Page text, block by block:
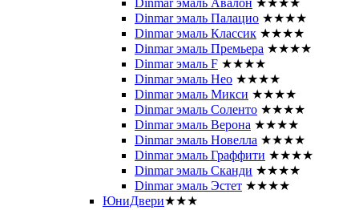
Dinmar эмаль Палацио ★★★★
Dinmar эмаль Классик ★★★★
Dinmar эмаль Премьера ★★★★
Dinmar эмаль F ★★★★
Dinmar эмаль Нео ★★★★
Dinmar эмаль Микси ★★★★
Dinmar эмаль Соленто ★★★★
Dinmar эмаль Верона ★★★★
Dinmar эмаль Новелла ★★★★
Dinmar эмаль Граффити ★★★★
Dinmar эмаль Сканди ★★★★
Dinmar эмаль Эстет ★★★★
ЮниДвери★★★